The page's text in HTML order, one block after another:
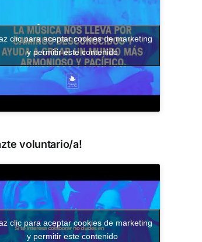
clic para aceptar cookies de marketing
y permitir este contenido
voluntario/a!
clic para aceptar cookies de marketing
y permitir este contenido